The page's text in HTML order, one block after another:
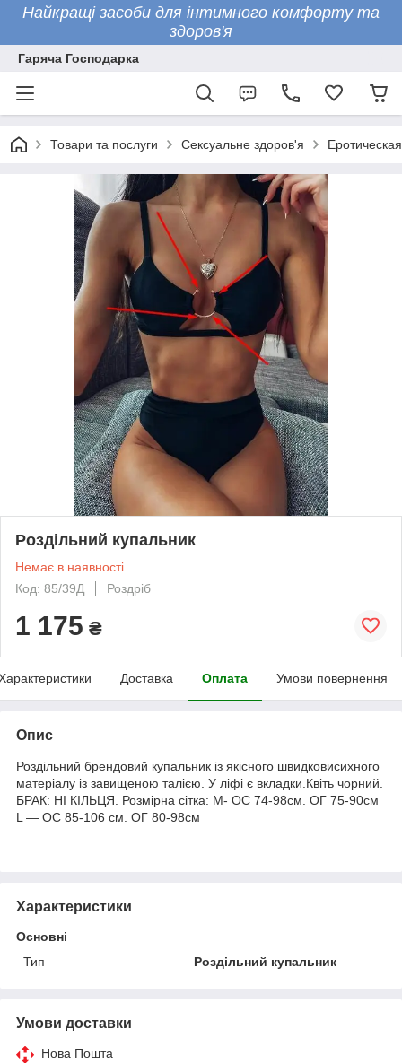
Найкращі засоби для інтимного комфорту та
здоров'я
Гаряча Господарка
Товари та послуги Сексуальне здоров'я
Роздільний купальник
Немає в наявності
Код: 85/39Д
Роздріб
1 175 ₴
Доставка Оплата Умови повернення
Опис
Роздільний брендовий купальник із якісного швидковисихного
матеріалу із завищеною талією. У ліфі є вкладки.Квіть чорний.
БРАК: НІ КІЛЬЦЯ. Розмірна сітка: M- ОС 74-98см. ОГ 75-90см
L — ОС 85-106 см. ОГ 80-98см
Характеристики
Основні
Тип
Роздільний купальник
Умови доставки
Нова Пошта